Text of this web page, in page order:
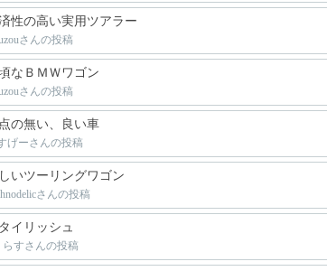
性の高い実用ツアラー
さんの投稿
なＢＭＷワゴン
さんの投稿
の無い、良い車
げーさんの投稿
いツーリングワゴン
さんの投稿
イリッシュ
らすさんの投稿